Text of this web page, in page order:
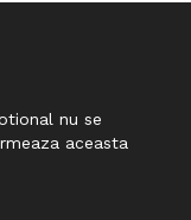
nu se
aceasta